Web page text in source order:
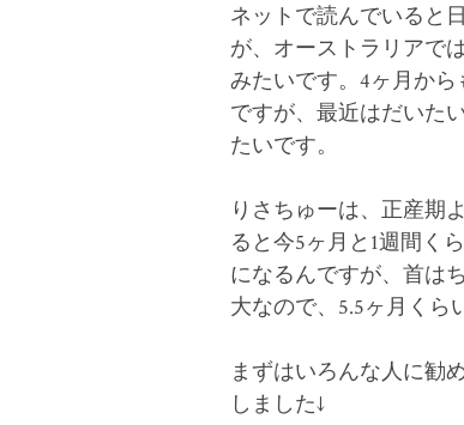
ネットで読んでいると
が、オーストラリアで
みたいです。4ヶ月か
ですが、最近はだいた
たいです。
りさちゅーは、正産期
ると今5ヶ月と1週間く
になるんですが、首は
大なので、5.5ヶ月くら
まずはいろんな人に勧
しました↓